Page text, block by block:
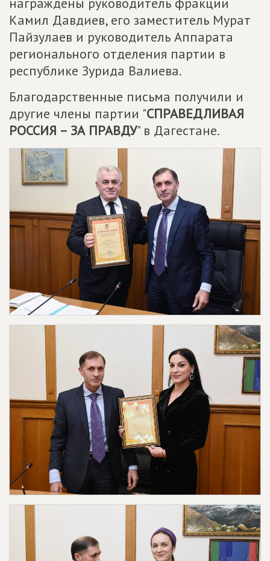
Камил Давдиев, его заместитель Мурат
Пайзулаев и руководитель Аппарата
регионального отделения партии в
республике Зурида Валиева.
Благодарственные письма получили и
другие члены партии "СПРАВЕДЛИВАЯ
РОССИЯ – ЗА ПРАВДУ" в Дагестане.